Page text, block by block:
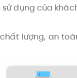
dụng của
lượng, an